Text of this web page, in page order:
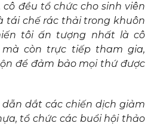
đều tổ chức cho sinh viên
tái chế rác thải trong khuôn
tôi ấn tượng nhất là cô
còn trực tiếp tham gia,
để đảm bảo mọi thứ được
dẫn dắt các chiến dịch giảm
tổ chức các buổi hội thảo